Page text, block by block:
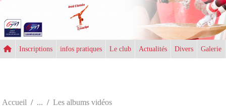
Inscriptions infos pratiques Le club Actualités Divers Galerie
Accueil Les albums vidéos
Panneau de gestion des cookies